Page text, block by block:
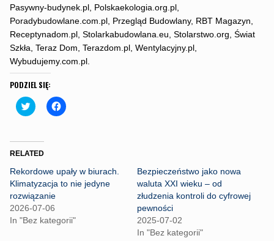
Pasywny-budynek.pl, Polskaekologia.org.pl,
Poradybudowlane.com.pl, Przegląd Budowlany, RBT Magazyn,
Receptynadom.pl, Stolarkabudowlana.eu, Stolarstwo.org, Świat
Szkła, Teraz Dom, Terazdom.pl, Wentylacyjny.pl,
Wybudujemy.com.pl.
PODZIEL SIĘ:
C
l
t
o
h
a
r
e
o
n
w
C
l
h
a
r
a
RELATED
Rekordowe upały w biurach.
Klimatyzacja to nie jedyne
rozwiązanie
2026-07-06
In "Bez kategorii"
Bezpieczeństwo jako nowa
waluta XXI wieku – od
złudzenia kontroli do cyfrowej
pewności
2025-07-02
In "Bez kategorii"